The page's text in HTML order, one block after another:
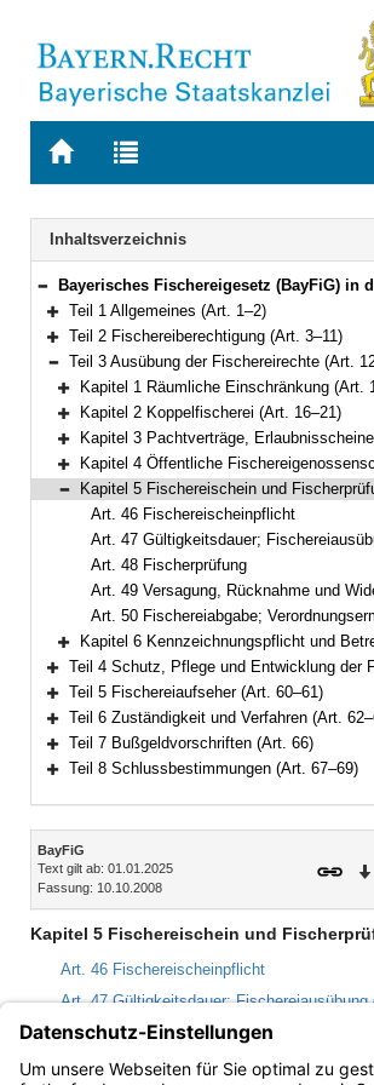
Zur
BAYERN.RECHT
Zur
letzten
Suche
Navigation
Inhaltsverzeichnis
Bereich reduzieren
Bayerisches Fischereigesetz (BayFiG) in der Fassung der Bekanntmachung vom 10. Oktober 2008 (GVBl.
Bereich erweitern
Teil 1 Allgemeines (Art. 1–2)
Bereich erweitern
Teil 2 Fischereiberechtigung (Art. 3–11)
Bereich reduzieren
Teil 3 Ausübung der Fischereirechte (Art.
Bereich erweitern
Kapitel 1 Räumliche Einschränkung (Art.
Bereich erweitern
Kapitel 2 Koppelfischerei (Art. 16–21)
Bereich erweitern
Kapitel 3 Pachtverträge,
Bereich erweitern
Kapitel 4 Öffentliche
Bereich reduzieren
Kapitel 5 Fischereischein und
Art. 46 Fischereischeinpflicht
Art. 47 Gültigkeitsdauer; Fischereiausübung
Art. 48 Fischerprüfung
Art. 49 Versagung, Rücknahme und
Art. 50 Fischereiabgabe;
Bereich erweitern
Kapitel 6 Kennzeichnungspflicht und Betreten
Bereich erweitern
Teil 4 Schutz, Pflege und Entwicklung der
Bereich erweitern
Teil 5 Fischereiaufseher (Art. 60–61)
Bereich erweitern
Teil 6 Zuständigkeit und Verfahren (Art.
Bereich erweitern
Teil 7 Bußgeldvorschriften (Art. 66)
Teil 8 Schlussbestimmungen (Art. 67–69)
Inhalt
BayFiG
Text gilt ab: 01.01.2025
Fassung: 10.10.2008
Kapitel 5 Fischereischein und
Art. 46 Fischereischeinpflicht
Art. 47 Gültigkeitsdauer; Fischereiausübung
Art. 48 Fischerprüfung
Art. 49 Versagung, Rücknahme und Widerruf